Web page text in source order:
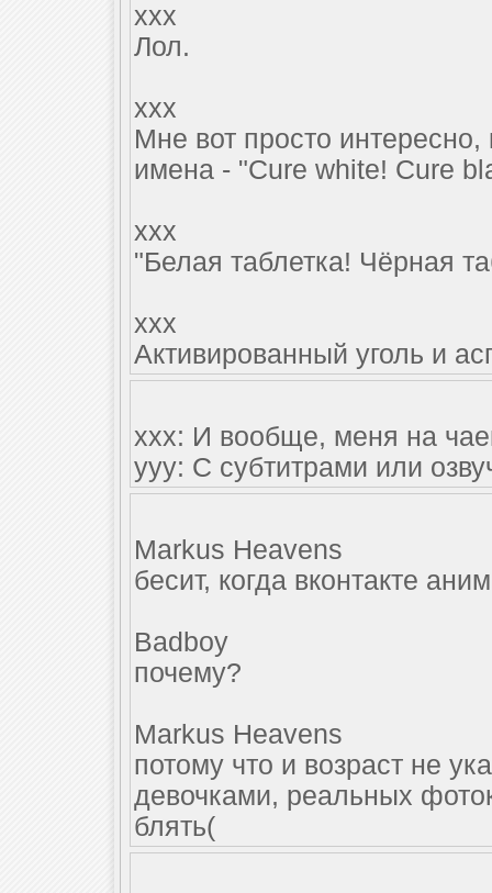
xxx
Лол.
xxx
Мне вот просто интересно,
имена - "Cure white! Cure
xxx
"Белая таблетка! Чёрная
xxx
Активированный уголь и
xxx: И вообще, меня на
ууу: С субтитрами или
Markus Heavens
бесит, когда вконтакте
Badboy
почему?
Markus Heavens
потому что и возраст не
девочками, реальных
блять(